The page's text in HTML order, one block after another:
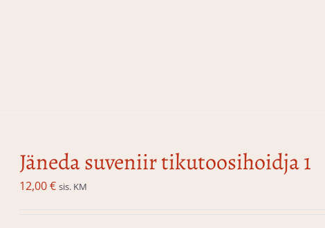
Jäneda suveniir tikutoosihoidja 1
12,00€ sis. KM